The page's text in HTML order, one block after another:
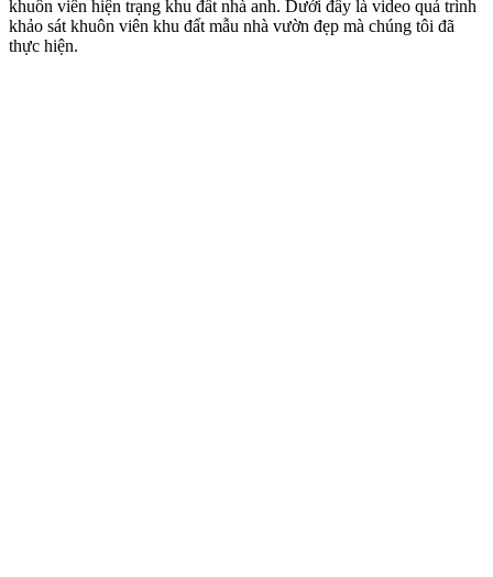
khuôn viên hiện trạng khu đất nhà anh. Dưới đây là video quá trình
khảo sát khuôn viên khu đất mẫu nhà vườn đẹp mà chúng tôi đã
thực hiện.